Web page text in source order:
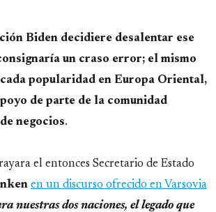
Biden decidiere desalentar ese
un craso error; el mismo
popularidad en Europa Oriental,
de parte de la comunidad
negocios.
el entonces Secretario de Estado
en un discurso ofrecido en Varsovia
nuestras dos naciones, el legado que